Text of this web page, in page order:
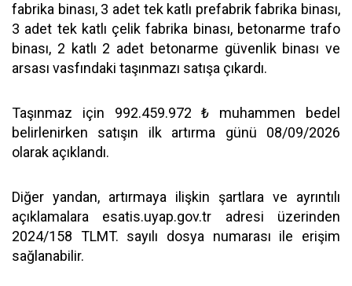
fabrika binası, 3 adet tek katlı prefabrik fabrika binası,
3 adet tek katlı çelik fabrika binası, betonarme trafo
binası, 2 katlı 2 adet betonarme güvenlik binası ve
arsası vasfındaki taşınmazı satışa çıkardı.
Taşınmaz için 992.459.972 ₺ muhammen bedel
belirlenirken satışın ilk artırma günü 08/09/2026
olarak açıklandı.
Diğer yandan, artırmaya ilişkin şartlara ve ayrıntılı
açıklamalara esatis.uyap.gov.tr adresi üzerinden
2024/158 TLMT. sayılı dosya numarası ile erişim
sağlanabilir.